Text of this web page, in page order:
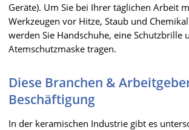
Geräte). Um Sie bei Ihrer täglichen Arbeit
Werkzeugen vor Hitze, Staub und
werden Sie Handschuhe, eine Schutzbrille
Atemschutzmaske tragen.
Diese Branchen &
Beschäftigung
In der keramischen Industrie gibt es